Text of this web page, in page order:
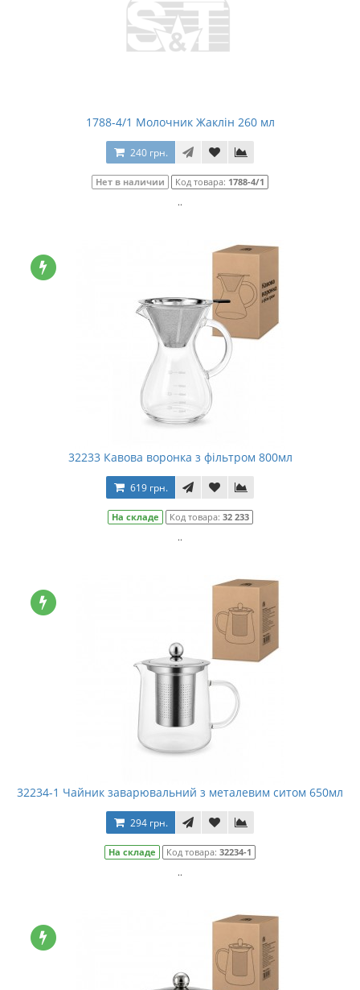
1788-4/1 Молочник Жаклін 260 мл
240 грн.
Нет в наличии Код товара: 1788-4/1
..
32233 Кавова воронка з фільтром 800мл
619 грн.
На складе Код товара: 32 233
..
32234-1 Чайник заварювальний з металевим ситом 650мл
294 грн.
На складе Код товара: 32234-1
..